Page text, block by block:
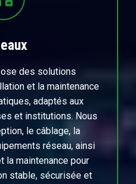
des solutions
et la maintenance
adaptés aux
et institutions. Nous
le câblage, la
réseau, ainsi
la maintenance pour
stable, sécurisée et